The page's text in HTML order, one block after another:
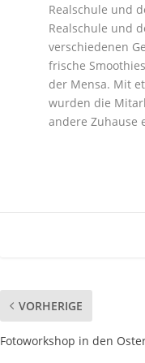
Realschule und
Realschule und
verschiedenen
frische
der Mensa. Mit
wurden die
andere Zuhause
VORHERIGE
Fotoworkshop in den